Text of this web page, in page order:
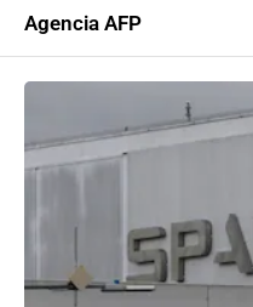
Agencia AFP